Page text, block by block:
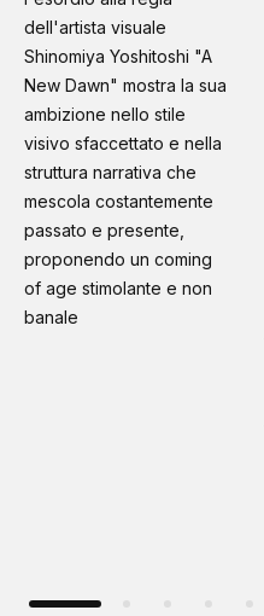
dell'artista visuale
Shinomiya Yoshitoshi "A
New Dawn" mostra la sua
ambizione nello stile
visivo sfaccettato e nella
struttura narrativa che
mescola costantemente
passato e presente,
proponendo un coming
of age stimolante e non
banale